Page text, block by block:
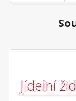
Jídelní